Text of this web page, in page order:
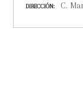
DIRECCIÓN C.